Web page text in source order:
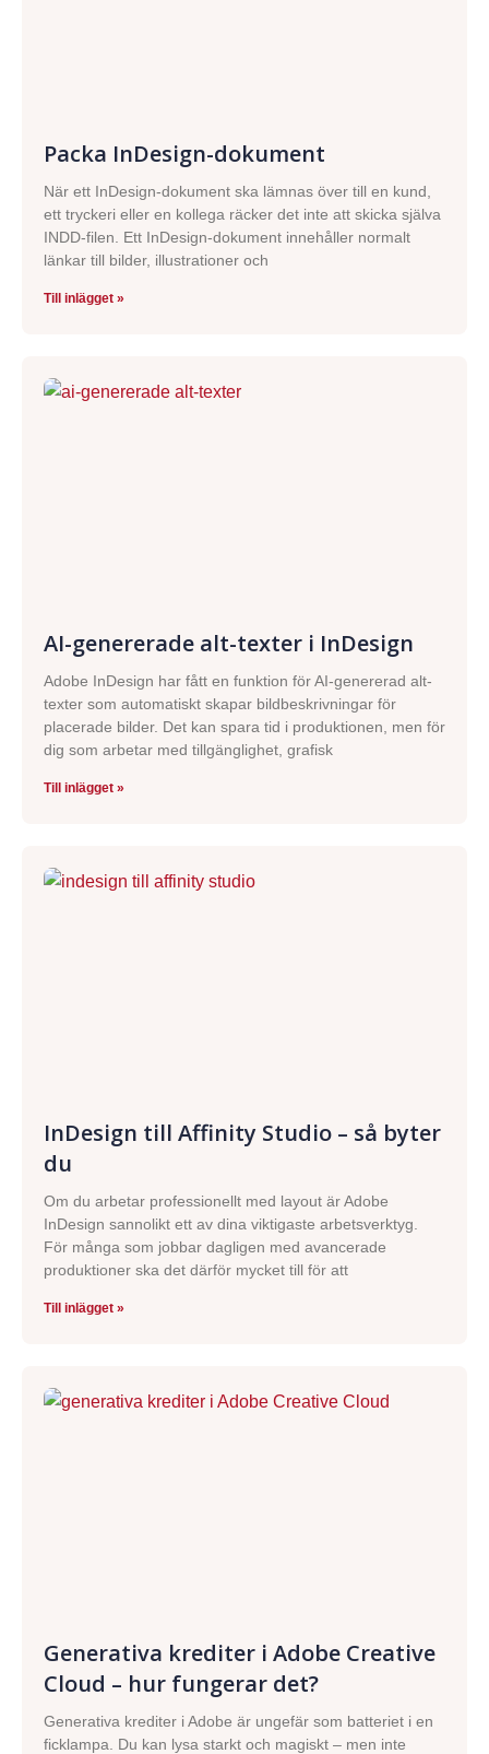
Packa InDesign-dokument
När ett InDesign-dokument ska lämnas över till en kund,
ett tryckeri eller en kollega räcker det inte att skicka själva
INDD-filen. Ett InDesign-dokument innehåller normalt
länkar till bilder, illustrationer och
Till inlägget »
AI-genererade alt-texter i InDesign
Adobe InDesign har fått en funktion för AI-genererad alt-
texter som automatiskt skapar bildbeskrivningar för
placerade bilder. Det kan spara tid i produktionen, men för
dig som arbetar med tillgänglighet, grafisk
Till inlägget »
InDesign till Affinity Studio – så byter
du
Om du arbetar professionellt med layout är Adobe
InDesign sannolikt ett av dina viktigaste arbetsverktyg.
För många som jobbar dagligen med avancerade
produktioner ska det därför mycket till för att
Till inlägget »
Generativa krediter i Adobe Creative
Cloud – hur fungerar det?
Generativa krediter i Adobe är ungefär som batteriet i en
ficklampa. Du kan lysa starkt och magiskt – men inte